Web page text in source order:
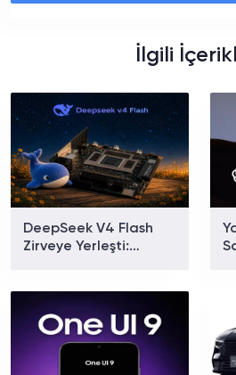
İlgili
DeepSeek V4 Flash
Zirveye Yerleşti: